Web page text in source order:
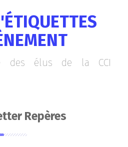
des élus de la CCI
Repères